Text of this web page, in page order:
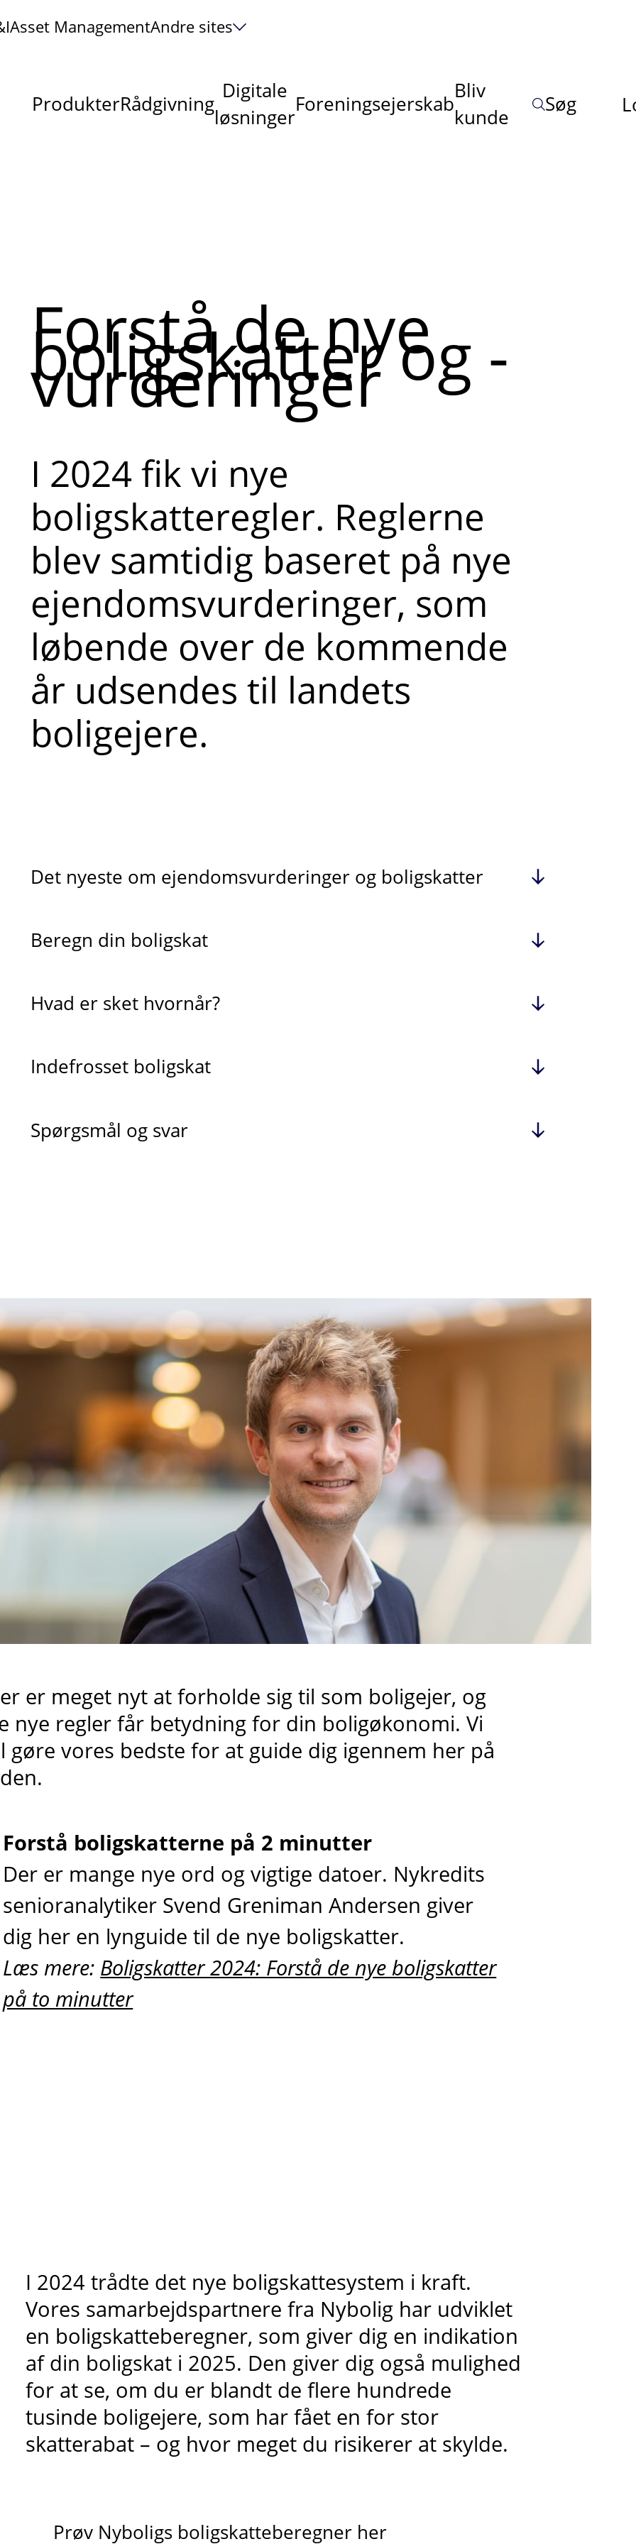
Asset ManagementAndre sites
ProdukterRådgivning
Digitale
løsninger
Foreningsejerskab
Bliv
kunde
Søg
Forstå de nye
boligskatter og -
vurderinger
I 2024 fik vi nye
boligskatteregler. Reglerne
blev samtidig baseret på nye
ejendomsvurderinger, som
løbende over de kommende
år udsendes til landets
boligejere.
Det nyeste om ejendomsvurderinger og boligskatter
Beregn din boligskat
Hvad er sket hvornår?
Indefrosset boligskat
Spørgsmål og svar
er meget nyt at forholde sig til som boligejer, og
nye regler får betydning for din boligøkonomi. Vi
gøre vores bedste for at guide dig igennem her på
Forstå boligskatterne på 2 minutter
Der er mange nye ord og vigtige datoer. Nykredits
senioranalytiker Svend Greniman Andersen giver
dig her en lynguide til de nye boligskatter.
Læs mere: Boligskatter 2024: Forstå de nye boligskatter
på to minutter
I 2024 trådte det nye boligskattesystem i kraft.
Vores samarbejdspartnere fra Nybolig har udviklet
en boligskatteberegner, som giver dig en indikation
af din boligskat i 2025. Den giver dig også mulighed
for at se, om du er blandt de flere hundrede
tusinde boligejere, som har fået en for stor
skatterabat – og hvor meget du risikerer at skylde.
Prøv Nyboligs boligskatteberegner her